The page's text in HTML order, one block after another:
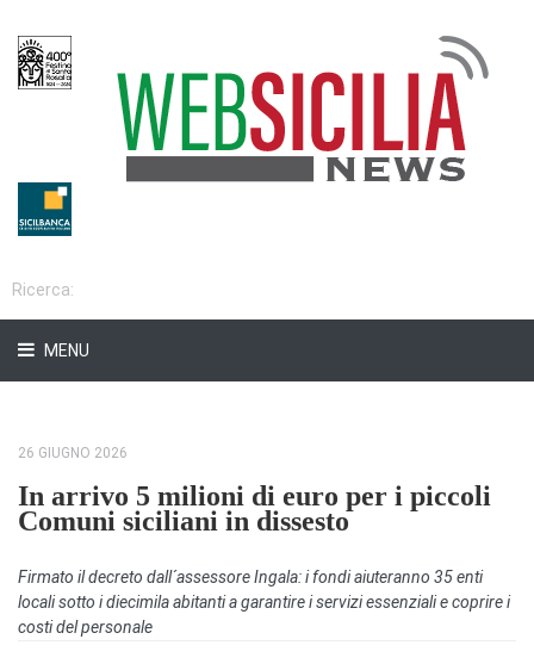
MENU
26 GIUGNO 2026
In arrivo 5 milioni di euro per i piccoli
Comuni siciliani in dissesto
Firmato il decreto dall´assessore Ingala: i fondi aiuteranno 35 enti
locali sotto i diecimila abitanti a garantire i servizi essenziali e coprire i
costi del personale